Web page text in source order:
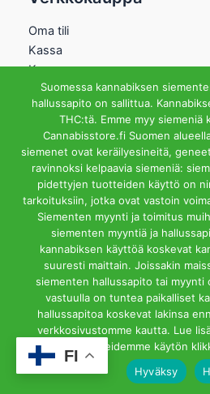
Oma tili
Kassa
Kauppa
Ostoskori
Helsingin Myymälä
Aukioloajat
Ma-Pe 12-18 La 12-15
Riihipellonkuja 3, 00390
Helsinki
info@cannabisstore.fi
Cannabisstore.fi | Kannabiksen
FI
Suomessa kannabiksen
hallussapito on sallittua.
THC:tä. Emme myy siemeniä
Cannabisstore.fi Suomen
siemenet ovat keräilyesineitä,
ravinnoksi kelpaavia siemeniä:
pidettyjen tuotteiden käyttö on
tarkoituksiin, jotka ovat vastoin
Siementen myynti ja toimitus
siementen myyntiä ja
kannabiksen käyttöä koskevat
suuresti maittain. Joissakin
siementen hallussapito tai myynti
vastuulla on tuntea paikalliset
hallussapitoa koskevat lakinsa
verkkosivustomme kautta. Lue
Hyväksyt evästeidemme käytön
Hyväksy